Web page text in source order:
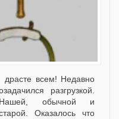
разгрузкой.
Нашей, обычной и
Оказалось что